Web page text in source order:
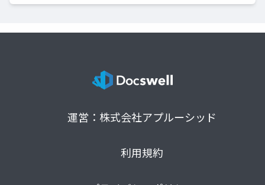
運営：株式会社アプルーシッド
利用規約